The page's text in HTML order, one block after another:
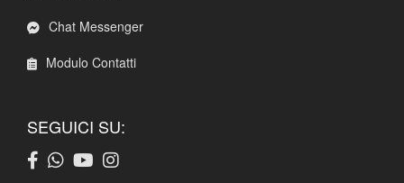
Chat Messenger
Modulo Contatti
SEGUICI SU: